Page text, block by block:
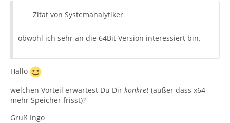
Zitat von Systemanalytiker
obwohl ich sehr an die 64Bit Version interessiert bin.
Hallo
welchen Vorteil erwartest Du Dir konkret (außer dass x64
mehr Speicher frisst)?
Gruß Ingo